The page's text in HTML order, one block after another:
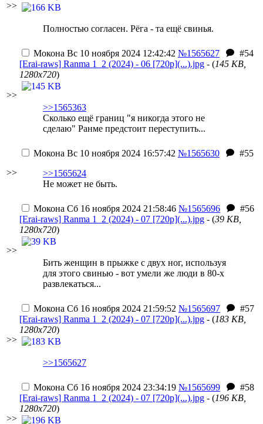
>>
Полностью согласен. Рёга - та ещё свинья.
>>
Мокона Вс 10 ноября 2024 12:42:42 №1565627
#54
[Erai-raws] Ranma 1_2 (2024) - 06 [720p](...).jpg - (145 KB,
1280x720)
>>1565363
Сколько ещё границ "я никогда этого не
сделаю" Ранме предстоит переступить...
>>
Мокона Вс 10 ноября 2024 16:57:42 №1565630
#55
>>1565624
Не может не быть.
>>
Мокона Сб 16 ноября 2024 21:58:46 №1565696
#56
[Erai-raws] Ranma 1_2 (2024) - 07 [720p](...).jpg - (39 KB,
1280x720)
Бить женщин в прыжке с двух ног, используя
для этого свинью - вот умели же люди в 80-х
развлекаться...
>>
Мокона Сб 16 ноября 2024 21:59:52 №1565697
#57
[Erai-raws] Ranma 1_2 (2024) - 07 [720p](...).jpg - (183 KB,
1280x720)
>>1565627
>>
Мокона Сб 16 ноября 2024 23:34:19 №1565699
#58
[Erai-raws] Ranma 1_2 (2024) - 07 [720p](...).jpg - (196 KB,
1280x720)